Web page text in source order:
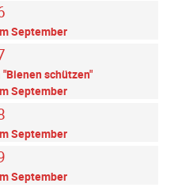
September
schützen"
September
September
September